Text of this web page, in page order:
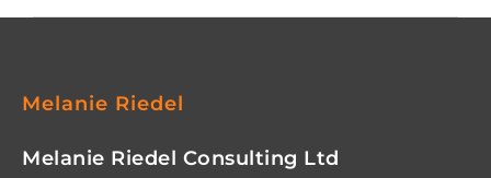
Melanie Riedel
Melanie Riedel Consulting Ltd